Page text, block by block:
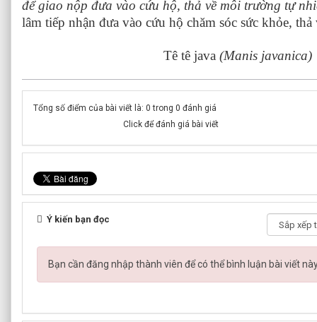
để giao nộp đưa vào cứu hộ, thả về môi trường tự
lâm tiếp nhận đưa vào cứu hộ chăm sóc sức khỏe,
Tê tê java (Manis javanica)
Tổng số điểm của bài viết là: 0 trong 0 đánh giá
Click để đánh giá bài viết
Ý kiến bạn đọc
Bạn cần đăng nhập thành viên để có thể bình luận bài viết